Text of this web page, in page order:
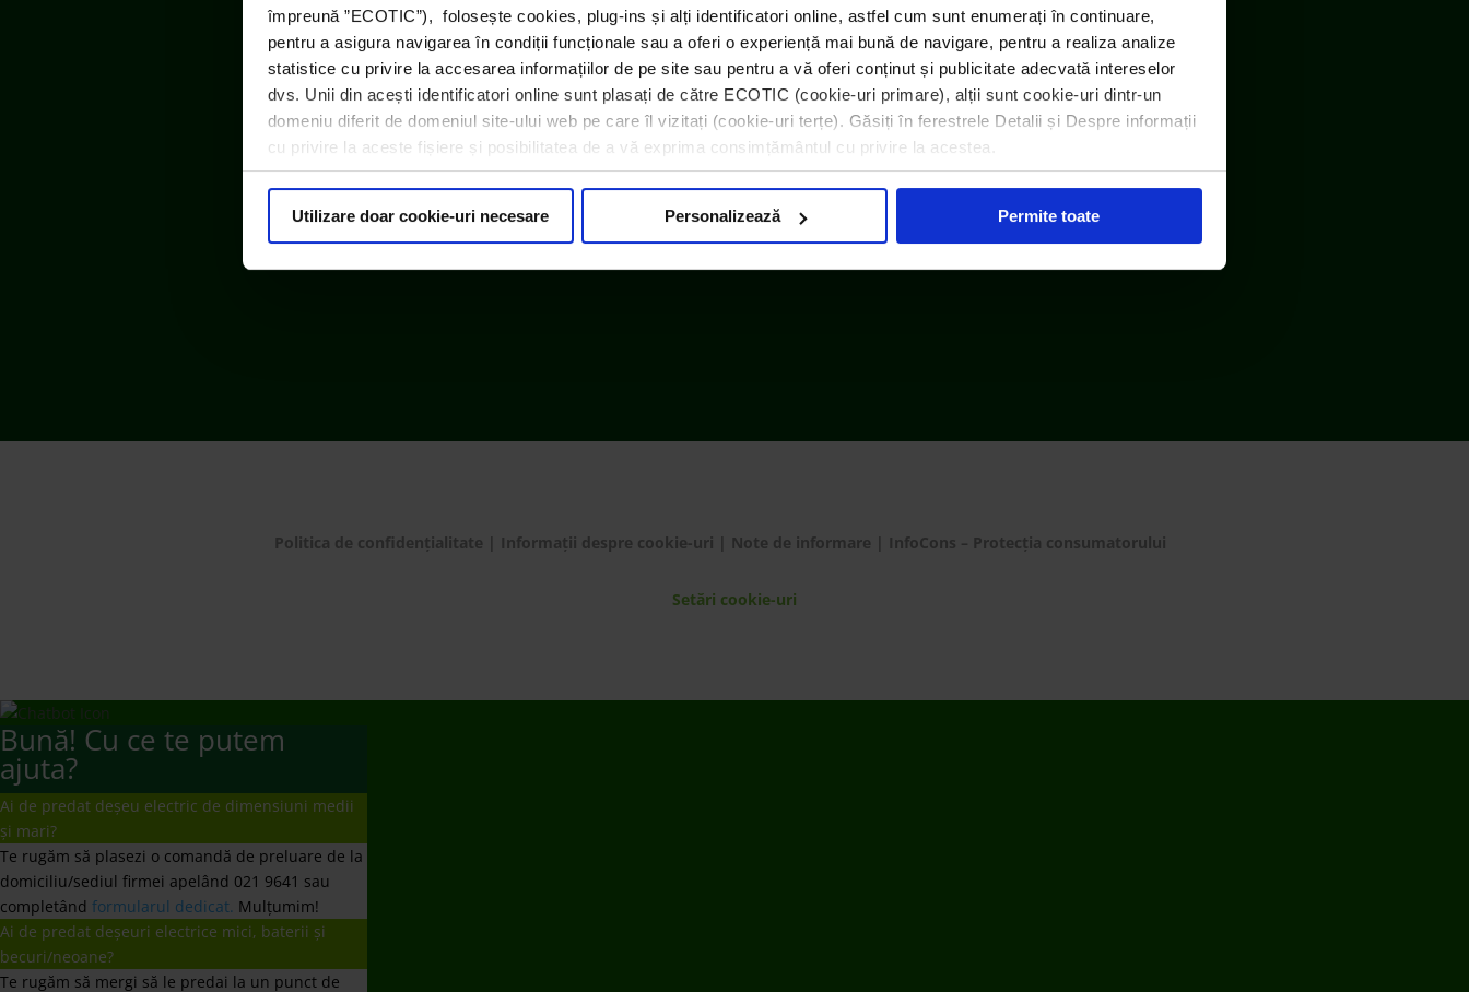
împreună ”ECOTIC”), folosește cookies, plug-ins și alți identificatori online, astfel cum sunt enumerați în continuare,
pentru a asigura navigarea în condiții funcționale sau a oferi o experiență mai bună de navigare, pentru a realiza analize
statistice cu privire la accesarea informațiilor de pe site sau pentru a vă oferi conținut și publicitate adecvată intereselor
dvs. Unii din acești identificatori online sunt plasați de către ECOTIC (cookie-uri primare), alții sunt cookie-uri dintr-un
domeniu diferit de domeniul site-ului web pe care îl vizitați (cookie-uri terțe). Găsiți în ferestrele Detalii și Despre informații
cu privire la aceste fișiere și posibilitatea de a vă exprima consimțământul cu privire la acestea.
Utilizare doar cookie-uri necesare Personalizează Permite toate
© ECOTIC 2025 |Politica de confidențialitate|Informații despre cookie-uri|Note de informare| InfoCons – Protecția consumatorului
Bună! Cu ce te putem
colectarewww.ecotic.ro/puncte-de-colectare
mulțumim!
Dorești un contract de preluare responsabilități?
Te rugăm să trimiți solicitarea ta la
producatori@ecotic.ro
Nu ați primit răspuns la întrebare?
Vă rugăm să ne scrieți un email la
comunicare@ecotic.ro
←
ECOTIC Vezi rezulatele celor 20 de ani pentru un Mediu Curat